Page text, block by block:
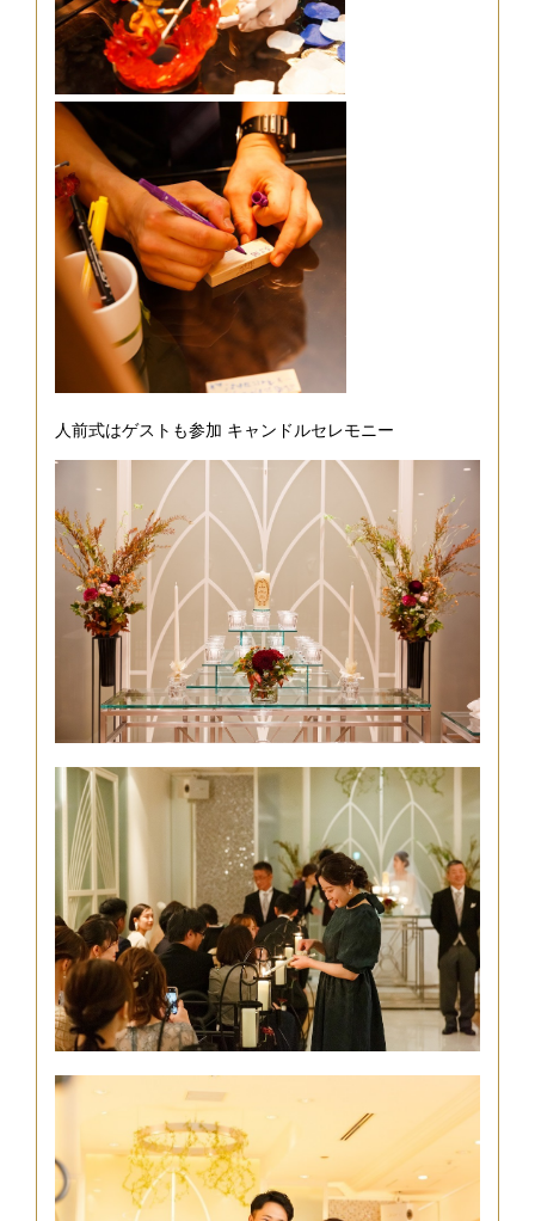
人前式はゲストも参加 キャンドルセレモニー